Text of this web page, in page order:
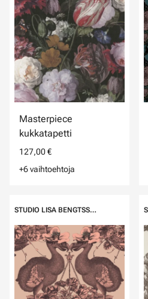
Masterpiece
kukkatapetti
127,00 €
+6 vaihtoehtoja
STUDIO LISA BENGTSSON